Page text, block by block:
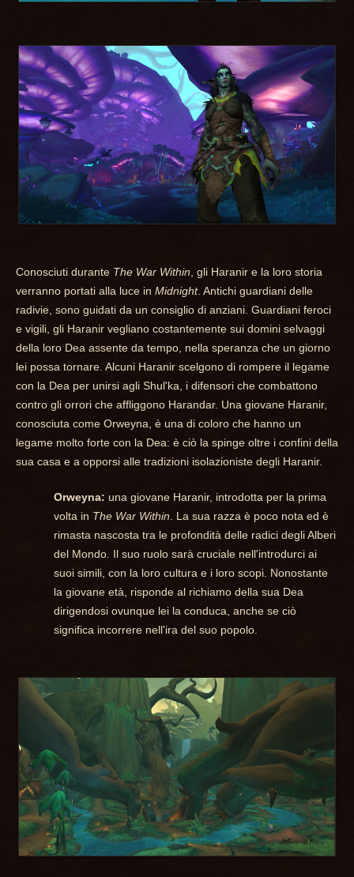
Conosciuti durante The War Within , gli Haranir e la loro storia
verranno portati alla luce in Midnight. Antichi guardiani delle
radivie, sono guidati da un consiglio di anziani. Guardiani feroci
e vigili, gli Haranir vegliano costantemente sui domini selvaggi
della loro Dea assente da tempo, nella speranza che un giorno
lei possa tornare. Alcuni Haranir scelgono di rompere il legame
con la Dea per unirsi agli Shul'ka, i difensori che combattono
contro gli orrori che affliggono Harandar. Una giovane Haranir,
conosciuta come Orweyna, è una di coloro che hanno un
legame molto forte con la Dea: è ciò la spinge oltre i confini della
sua casa e a opporsi alle tradizioni isolazioniste degli Haranir.
Orweyna: una giovane Haranir, introdotta per la prima
volta in The War Within . La sua razza è poco nota ed è
rimasta nascosta tra le profondità delle radici degli Alberi
del Mondo. Il suo ruolo sarà cruciale nell'introdurci ai
suoi simili, con la loro cultura e i loro scopi. Nonostante
la giovane età, risponde al richiamo della sua Dea
dirigendosi ovunque lei la conduca, anche se ciò
significa incorrere nell'ira del suo popolo.